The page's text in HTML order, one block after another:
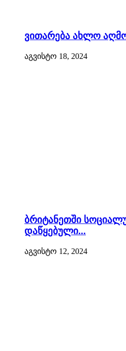
ვითარება ახლო
აგვისტო 18, 2024
ბრიტანეთში
დაწყებული...
აგვისტო 12, 2024